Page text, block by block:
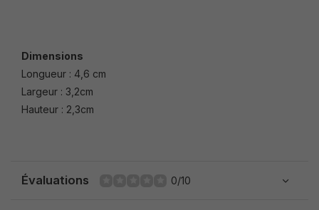
Dimensions
Longueur : 4,6 cm
Largeur : 3,2cm
Hauteur : 2,3cm
Évaluations 0/10